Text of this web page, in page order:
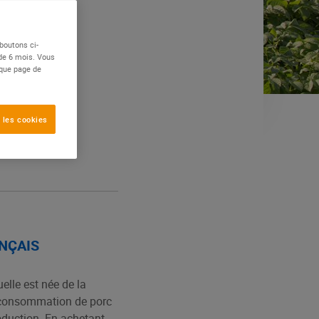
est née de la
de porc
ci-
6 mois. Vous
page de
cookies